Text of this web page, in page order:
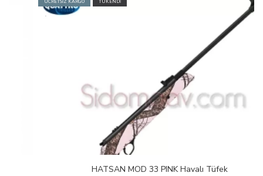
ÜCRETSİZ KARGO TÜKENDİ
HATSAN MOD 33 PINK Havalı Tüfek